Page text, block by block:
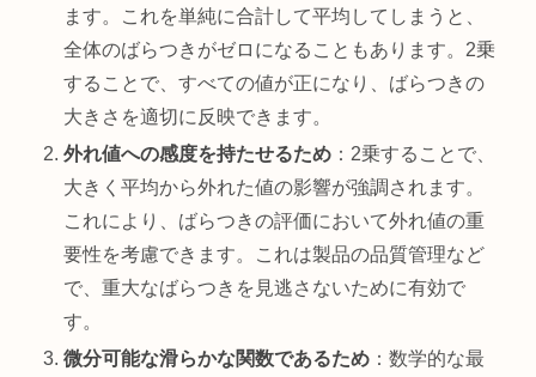
ます。これを単純に合計して平均してしまうと、
全体のばらつきがゼロになることもあります。2乗
することで、すべての値が正になり、ばらつきの
大きさを適切に反映できます。
外れ値への感度を持たせるため ：2乗することで、
大きく平均から外れた値の影響が強調されます。
これにより、ばらつきの評価において外れ値の重
要性を考慮できます。これは製品の品質管理など
で、重大なばらつきを見逃さないために有効で
す。
微分可能な滑らかな関数であるため ：数学的な最